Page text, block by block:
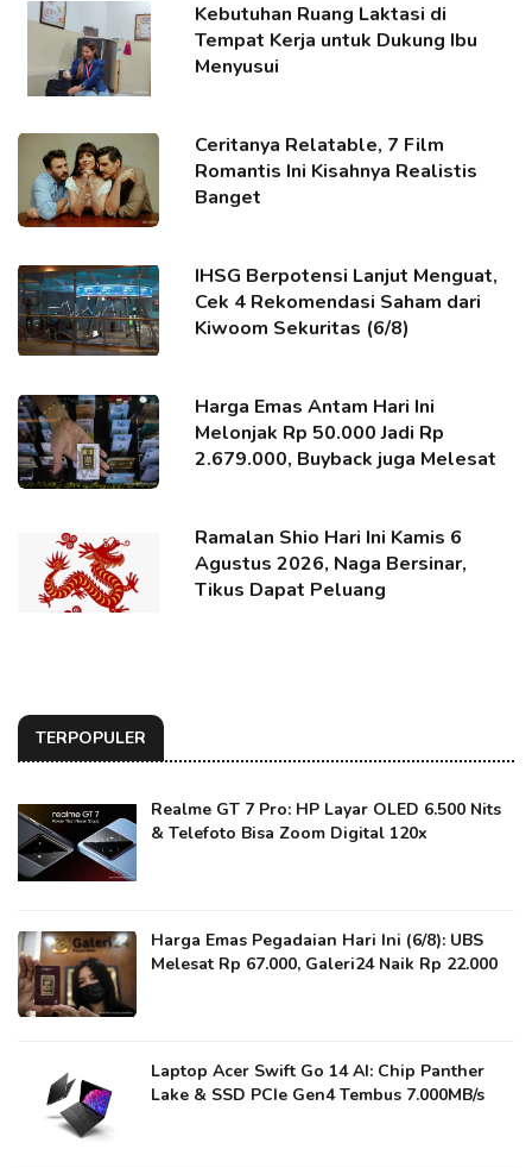
Kebutuhan Ruang Laktasi di
Tempat Kerja untuk Dukung Ibu
Menyusui
Ceritanya Relatable, 7 Film
Romantis Ini Kisahnya Realistis
Banget
IHSG Berpotensi Lanjut Menguat,
Cek 4 Rekomendasi Saham dari
Kiwoom Sekuritas (6/8)
Harga Emas Antam Hari Ini
Melonjak Rp 50.000 Jadi Rp
2.679.000, Buyback juga Melesat
Ramalan Shio Hari Ini Kamis 6
Agustus 2026, Naga Bersinar,
Tikus Dapat Peluang
TERPOPULER
Realme GT 7 Pro: HP Layar OLED 6.500 Nits
& Telefoto Bisa Zoom Digital 120x
Harga Emas Pegadaian Hari Ini (6/8): UBS
Melesat Rp 67.000, Galeri24 Naik Rp 22.000
Laptop Acer Swift Go 14 AI: Chip Panther
Lake & SSD PCIe Gen4 Tembus 7.000MB/s